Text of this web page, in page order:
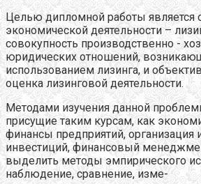
Целью дипломной работы является
экономической деятельности –
совокупность производственно -
юридических отношений,
использованием лизинга, и
оценка лизинговой деятельности.
Методами изучения данной
присущие таким курсам, как
финансы предприятий, организация
инвестиций, финансовый
выделить методы эмпирического
наблюдение, сравнение, изме-